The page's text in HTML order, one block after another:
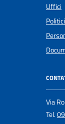
Uffici
Politici
Via
Tel.